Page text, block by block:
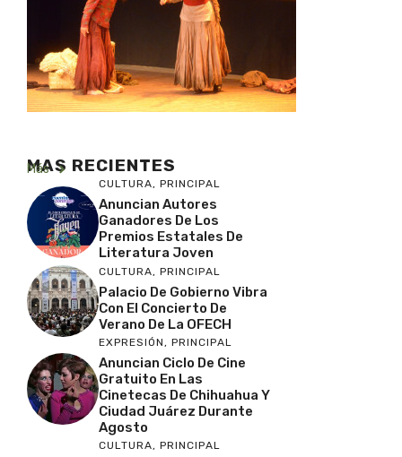
MAS RECIENTES
Más
CULTURA, PRINCIPAL
Anuncian Autores
Ganadores De Los
Premios Estatales De
Literatura Joven
CULTURA, PRINCIPAL
Palacio De Gobierno Vibra
Con El Concierto De
Verano De La OFECH
EXPRESIÓN, PRINCIPAL
Anuncian Ciclo De Cine
Gratuito En Las
Cinetecas De Chihuahua Y
Ciudad Juárez Durante
Agosto
CULTURA, PRINCIPAL